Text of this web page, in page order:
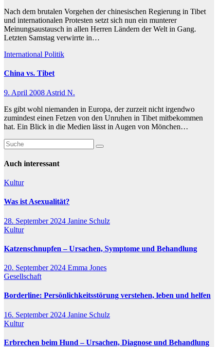
Nach dem brutalen Vorgehen der chinesischen Regierung in Tibet
und internationalen Protesten setzt sich nun ein munterer
Meinungsaustausch in allen Herren Ländern der Welt in Gang.
Letzten Samstag verwirrte in…
International Politik
China vs. Tibet
9. April 2008 Astrid N.
Es gibt wohl niemanden in Europa, der zurzeit nicht irgendwo
zumindest einen Fetzen von den Unruhen in Tibet mitbekommen
hat. Ein Blick in die Medien lässt in Augen von Mönchen…
Auch interessant
Kultur
Was ist Asexualität?
28. September 2024 Janine Schulz
Kultur
Katzenschnupfen – Ursachen, Symptome und Behandlung
20. September 2024 Emma Jones
Gesellschaft
Borderline: Persönlichkeitsstörung verstehen, leben und helfen
16. September 2024 Janine Schulz
Kultur
Erbrechen beim Hund – Ursachen, Diagnose und Behandlung